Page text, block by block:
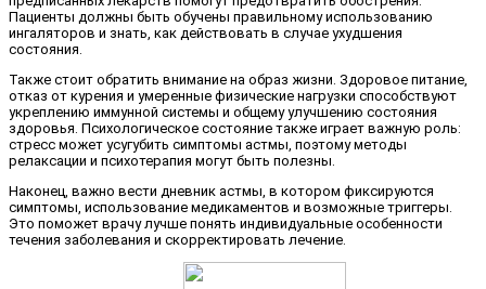
Пациенты должны быть обучены правильному использованию
ингаляторов и знать, как действовать в случае ухудшения
состояния.
Также стоит обратить внимание на образ жизни. Здоровое питание,
отказ от курения и умеренные физические нагрузки способствуют
укреплению иммунной системы и общему улучшению состояния
здоровья. Психологическое состояние также играет важную роль:
стресс может усугубить симптомы астмы, поэтому методы
релаксации и психотерапия могут быть полезны.
Наконец, важно вести дневник астмы, в котором фиксируются
симптомы, использование медикаментов и возможные триггеры.
Это поможет врачу лучше понять индивидуальные особенности
течения заболевания и скорректировать лечение.